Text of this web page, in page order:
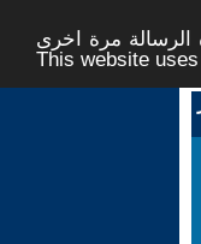
مرة اخرى -
This website